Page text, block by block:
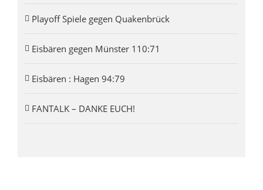
Playoff Spiele gegen Quakenbrück
Eisbären gegen Münster 110:71
Eisbären : Hagen 94:79
FANTALK – DANKE EUCH!